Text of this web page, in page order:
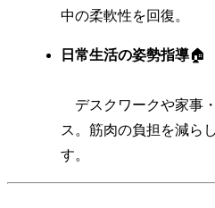
中の柔軟性を回復。
日常生活の姿勢指導🏠
デスクワークや家事
ス。筋肉の負担を減ら
す。